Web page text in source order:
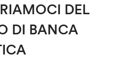
DEL
DI BANCA